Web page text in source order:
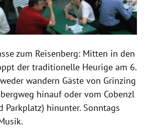
zum Reisenberg: Mitten in den
der traditionelle Heurige am 6.
wandern Gäste von Grinzing
hinauf oder vom Cobenzl
Parkplatz) hinunter. Sonntags